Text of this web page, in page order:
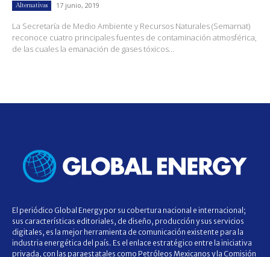
Alternativas 17 junio, 2019
La Secretaría de Medio Ambiente y Recursos Naturales (Semarnat)
reconoce cuatro principales fuentes de contaminación atmosférica,
de las cuales la emanación de gases tóxicos...
El periódico Global Energy por su cobertura nacional e internacional;
sus características editoriales, de diseño, producción y sus servicios
digitales, es la mejor herramienta de comunicación existente para la
industria energética del país. Es el enlace estratégico entre la iniciativa
privada, con las paraestatales como Petróleos Mexicanos y la Comisión